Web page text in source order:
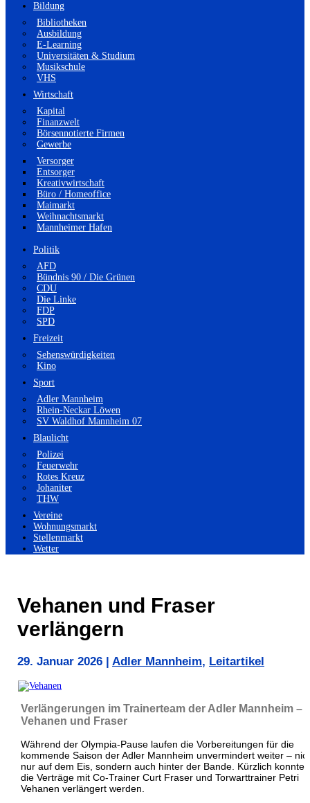
Bildung
Bibliotheken
Ausbildung
E-Learning
Universitäten & Studium
Musikschule
VHS
Wirtschaft
Kapital
Finanzwelt
Börsennotierte Firmen
Gewerbe
Versorger
Entsorger
Kreativwirtschaft
Büro / Homeoffice
Maimarkt
Weihnachtsmarkt
Mannheimer Hafen
Politik
AFD
Bündnis 90 / Die Grünen
CDU
Die Linke
FDP
SPD
Freizeit
Sehenswürdigkeiten
Kino
Sport
Adler Mannheim
Rhein-Neckar Löwen
SV Waldhof Mannheim 07
Blaulicht
Polizei
Feuerwehr
Rotes Kreuz
Johaniter
THW
Vereine
Wohnungsmarkt
Stellenmarkt
Wetter
Vehanen und Fraser
verlängern
29. Januar 2026 Adler Mannheim, Leitartikel
Verlängerungen im Trainerteam der Adler Mannheim –
Vehanen und Fraser
Während der Olympia-Pause laufen die Vorbereitungen für die
kommende Saison der Adler Mannheim unvermindert weiter –
nur auf dem Eis, sondern auch hinter der Bande. Kürzlich konnten
die Verträge mit Co-Trainer Curt Fraser und Torwarttrainer Petri
Vehanen verlängert werden.